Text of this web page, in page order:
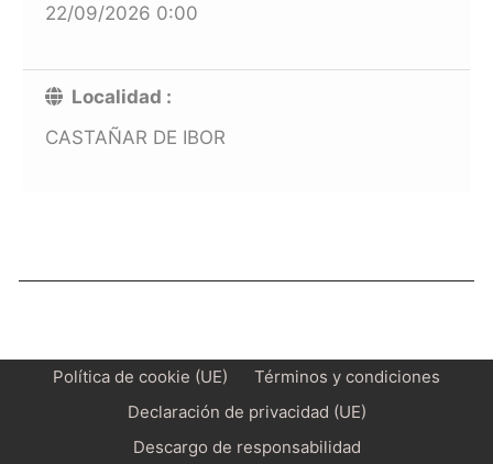
22/09/2026 0:00
Localidad :
CASTAÑAR DE IBOR
Política de cookie (UE)
Términos y condiciones
Declaración de privacidad (UE)
Descargo de responsabilidad